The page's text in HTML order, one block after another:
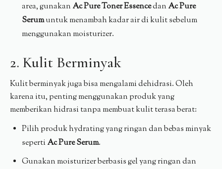
area, gunakan Ac Pure Toner Essencedan Ac Pure
Serumuntuk menambah kadar air di kulit sebelum
menggunakan moisturizer.
2. Kulit Berminyak
Kulit berminyak juga bisa mengalami dehidrasi. Oleh
karena itu, penting menggunakan produk yang
memberikan hidrasi tanpa membuat kulit terasa berat:
Pilih produk hydrating yang ringan dan bebas minyak
sepertiAc Pure Serum.
Gunakan moisturizer berbasis gel yang ringan dan